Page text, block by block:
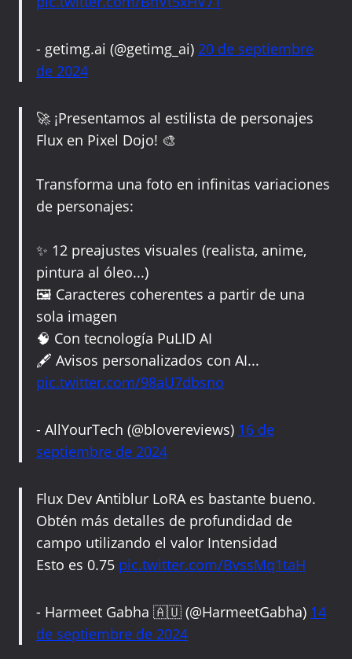
- getimg.ai (@getimg_ai) 20 de septiembre
de 2024
🚀 ¡Presentamos al estilista de personajes
Flux en Pixel Dojo! 🎨
Transforma una foto en infinitas variaciones
de personajes:
✨ 12 preajustes visuales (realista, anime,
pintura al óleo...)
🖼️ Caracteres coherentes a partir de una
sola imagen
🧠 Con tecnología PuLID AI
🖋️ Avisos personalizados con AI...
pic.twitter.com/98aU7dbsno
- AllYourTech (@blovereviews) 16 de
septiembre de 2024
Flux Dev Antiblur LoRA es bastante bueno.
Obtén más detalles de profundidad de
campo utilizando el valor Intensidad
Esto es 0.75 pic.twitter.com/BvssMq1taH
- Harmeet Gabha 🇦🇺 (@HarmeetGabha) 14
de septiembre de 2024